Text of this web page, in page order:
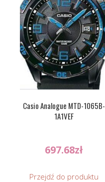
Casio Analogue MTD-1065B-
1A1VEF
697.68zł
Przejdź do produktu